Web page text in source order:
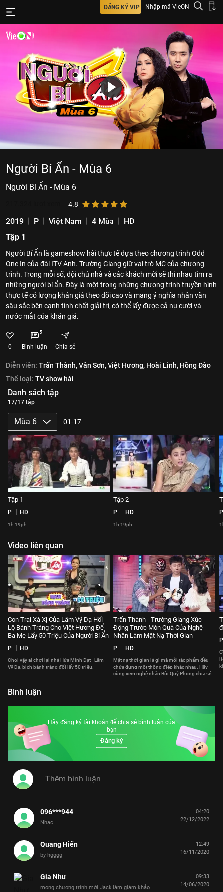
ĐĂNG KÝ VIP Nhập mã VieON
Người Bí Ẩn - Mùa 6
Người Bí Ẩn - Mùa 6
4.8
2019 P Việt Nam 4 Mùa
HD
Tập 1
Người Bí Ẩn là gameshow hài thực tế dựa theo chương trình Odd
One In của đài ITV Anh. Trường Giang giữ vai trò MC của chương
trình. Trong mỗi số, đội chủ nhà và các khách mời sẽ thi nhau tìm ra
những người bí ẩn. Đây là một trong những chương trình truyền hình
thực tế có lượng khán giả theo dõi cao và mang ý nghĩa nhân văn
sâu sắc bên cạnh tính chất giải trí, có thể lấy được cả nụ cười và
nước mắt của khán giả.
0
5
Bình luận Chia sẻ
Diễn viên: Trấn Thành,Vân Sơn,Việt Hương, Hoài Linh, Hồng Đào
Thể loại: TV show hài
Danh sách tập
17/17 tập
Mùa 6 01-17
Tập 1
P HD
1h 19ph
Tập 2
P HD
1h 19ph
P
Video liên quan
Con Trai Xá Xị Của Lâm Vỹ Dạ Hối
Lộ Bánh Tráng Cho Việt Hương Để
Ba Mẹ Lấy 50 Triệu Của Người Bí Ẩn
P HD
Chơi vậy ai chơi lại nhà Hứa Minh Đạt - Lâm
Vỹ Dạ, bịch bánh tráng đổi lấy 50 triệu.
Trấn Thành - Trường Giang Xúc
Động Trước Món Quà Của Nghệ
Nhân Làm Mặt Nạ Thời Gian
P HD
Mặt nạ thời gian là gì mà mỗi tác phẩm đều
chứa đựng một thông điệp khác nhau. Hãy
cùng xem nghệ nhân Bùi Quý Phong chia sẻ.
P
Bình luận
Hãy đăng ký tài khoản để chia sẻ bình luận của
bạn
Đăng ký
096***944
Nhạc
04:20
22/12/2022
Quang Hiển
by hgggg
12:49
16/11/2020
Gia Như
mong chương trình mời Jack làm giám khảo
09:33
14/06/2020